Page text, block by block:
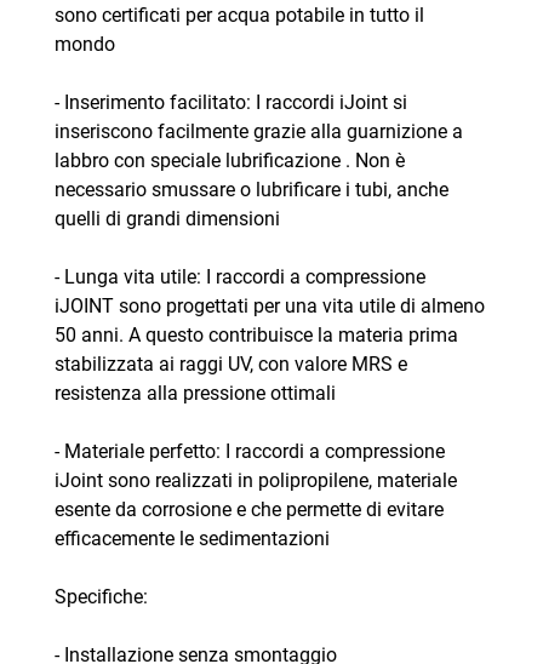
sono certificati per acqua potabile in tutto il
mondo
- Inserimento facilitato: I raccordi iJoint si
inseriscono facilmente grazie alla guarnizione a
labbro con speciale lubrificazione . Non è
necessario smussare o lubrificare i tubi, anche
quelli di grandi dimensioni
- Lunga vita utile: I raccordi a compressione
iJOINT sono progettati per una vita utile di almeno
50 anni. A questo contribuisce la materia prima
stabilizzata ai raggi UV, con valore MRS e
resistenza alla pressione ottimali
- Materiale perfetto: I raccordi a compressione
iJoint sono realizzati in polipropilene, materiale
esente da corrosione e che permette di evitare
efficacemente le sedimentazioni
Specifiche:
- Installazione senza smontaggio